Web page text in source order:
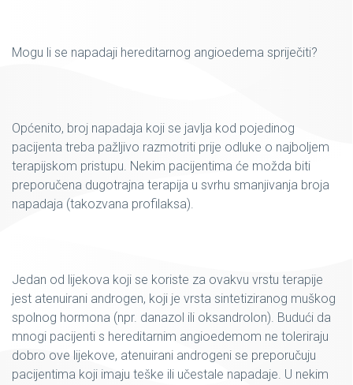
Mogu li se napadaji hereditarnog angioedema spriječiti?
Općenito, broj napadaja koji se javlja kod pojedinog
pacijenta treba pažljivo razmotriti prije odluke o najboljem
terapijskom pristupu. Nekim pacijentima će možda biti
preporučena dugotrajna terapija u svrhu smanjivanja broja
napadaja (takozvana profilaksa).
Jedan od lijekova koji se koriste za ovakvu vrstu terapije
jest atenuirani androgen, koji je vrsta sintetiziranog muškog
spolnog hormona (npr. danazol ili oksandrolon). Budući da
mnogi pacijenti s hereditarnim angioedemom ne toleriraju
dobro ove lijekove, atenuirani androgeni se preporučuju
pacijentima koji imaju teške ili učestale napadaje. U nekim